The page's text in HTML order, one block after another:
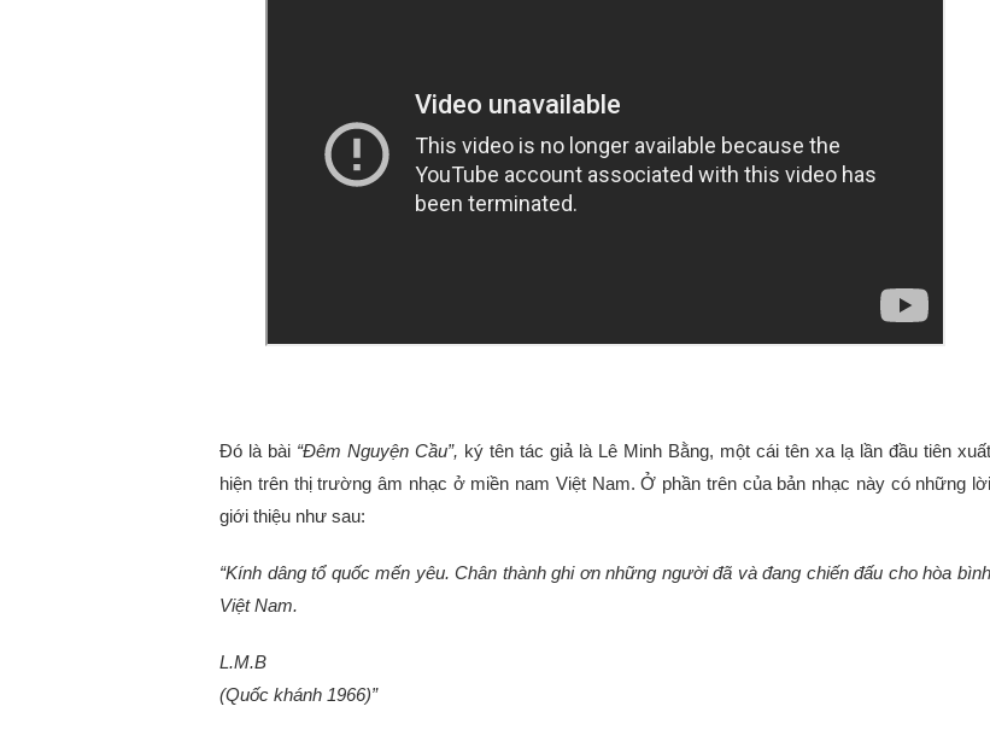
Đó là bài “Đêm Nguyện Cầu”, ký tên tác giả là Lê Minh Bằng, một cái tên xa lạ lần đầu tiên xuất
hiện trên thị trường âm nhạc ở miền nam Việt Nam. Ở phần trên của bản nhạc này có những lời
giới thiệu như sau:
“Kính dâng tổ quốc mến yêu. Chân thành ghi ơn những người đã và đang chiến đấu cho hòa bình
Việt Nam.
L.M.B
(Quốc khánh 1966)”